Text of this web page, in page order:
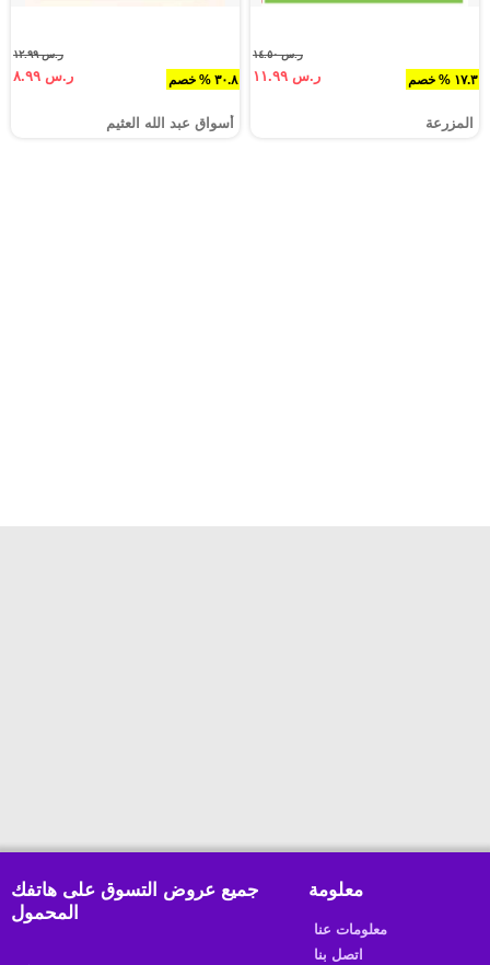
١٧.٣ % خصم
ر.س ١٤.٥٠
ر.س ١١.٩٩
المزرعة
٣٠.٨ % خصم
ر.س ١٢.٩٩
ر.س ٨.٩٩
أسواق عبد الله العثيم
جميع عروض التسوق على هاتفك
المحمول
معلومة
معلومات عنا
اتصل بنا